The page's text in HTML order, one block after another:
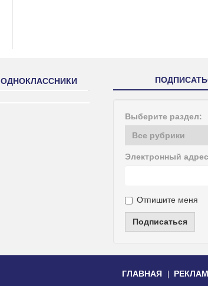
ОДНОКЛАССНИКИ
Выберите раздел:
Электронный
Отпишите меня
Подписаться
ГЛАВНАЯ